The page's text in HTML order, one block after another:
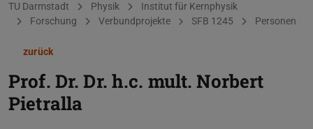
Sie befinden sich hier:
TU Darmstadt Physik
Institut für Kernphysik
Forschung
Verbundprojekte SFB 1245 Personen
zurück
Prof. Dr. Dr. h.c. mult. Norbert
Pietralla